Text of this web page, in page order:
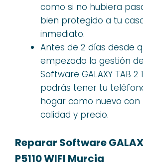
como si no hubiera
bien protegido a tu
inmediato.
Antes de 2 días desde
empezado la gestión
Software GALAXY TAB 2
podrás tener tu
hogar como nuevo
calidad y precio.
Reparar Software
P5110 WIFI Murcia